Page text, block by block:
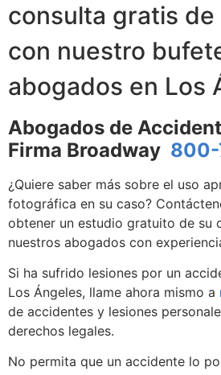
consulta gratis de
con nuestro
abogados en Los
Abogados de
Firma Broadway 800-
¿Quiere saber más sobre el uso
fotográfica en su caso?
obtener un estudio gratuito de su
nuestros abogados con
Si ha sufrido lesiones por un
Los Ángeles, llame ahora mismo a
de accidentes y lesiones
derechos legales.
No permita que un accidente lo